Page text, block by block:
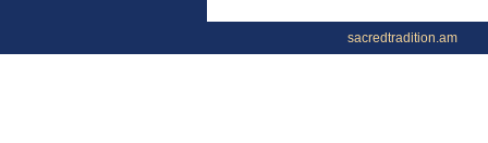
sacredtradition.am